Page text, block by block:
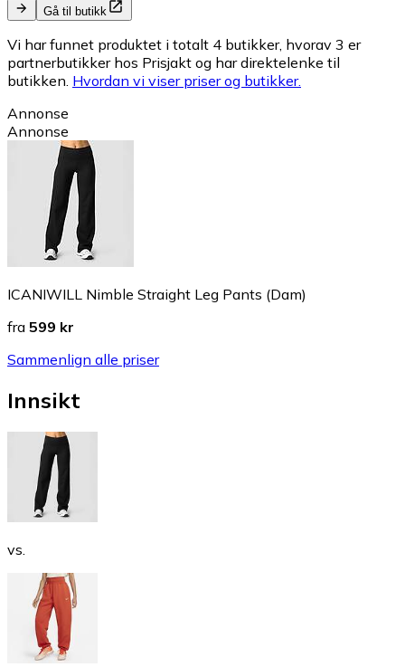
Gå til butikk
Vi har funnet produktet i totalt 4 butikker, hvorav 3 er
partnerbutikker hos Prisjakt og har direktelenke til
butikken. Hvordan vi viser priser og butikker.
Annonse
Annonse
ICANIWILL Nimble Straight Leg Pants (Dam)
fra 599 kr
Sammenlign alle priser
Innsikt
vs.